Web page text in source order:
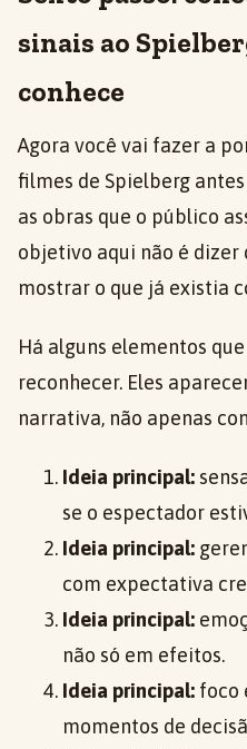
sinais ao
conhece
Agora você vai fazer a
filmes de Spielberg
as obras que o público
objetivo aqui não é dizer
mostrar o que já existia
Há alguns elementos
reconhecer. Eles
narrativa, não apenas
Ideia principal:
se o espectador
Ideia principal:
com expectativa
Ideia principal:
não só em efeitos.
Ideia principal: foco
momentos de